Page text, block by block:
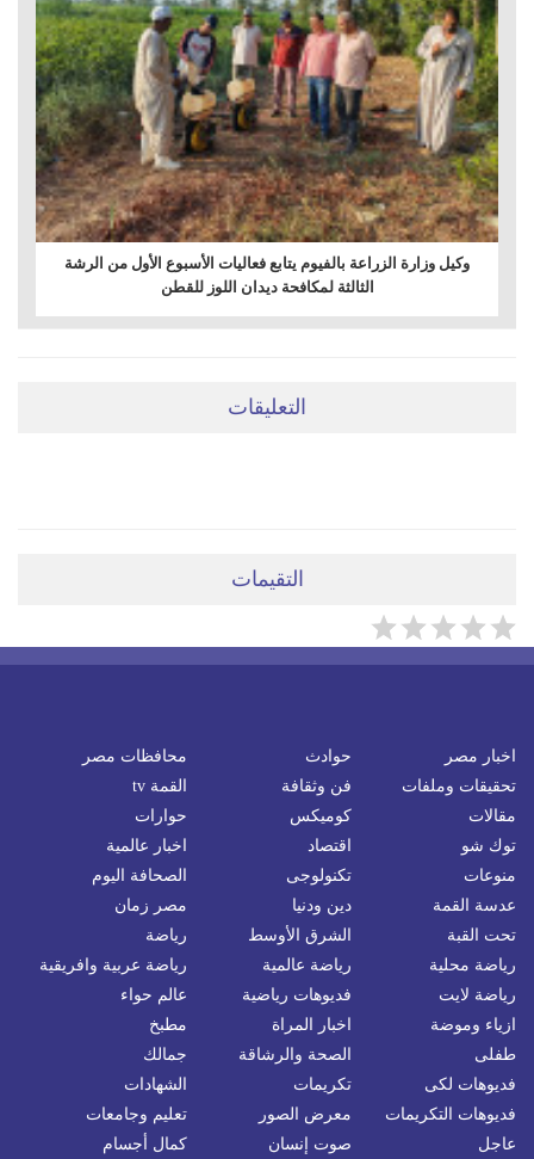
وكيل وزارة الزراعة بالفيوم يتابع فعاليات الأسبوع الأول من الرشة
الثالثة لمكافحة ديدان اللوز للقطن
التعليقات
التقيمات
اخبار مصر حوادث
محافظات مصر
تحقيقات وملفات
فن وثقافة
القمة tv
مقالات
كوميكس
حوارات
توك شو
اقتصاد
اخبار عالمية
منوعات
تكنولوجى
الصحافة اليوم
عدسة القمة
دين ودنيا
مصر زمان
تحت القبة
الشرق الأوسط
رياضة
رياضة محلية
رياضة عالمية
رياضة عربية وافريقية
رياضة لايت
فديوهات رياضية
عالم حواء
ازياء وموضة
اخبار المراة
مطبخ
طفلى
الصحة والرشاقة
جمالك
فديوهات لكى
تكريمات
الشهادات
فديوهات التكريمات
معرض الصور
تعليم وجامعات
عاجل
صوت إنسان كمال أجسام